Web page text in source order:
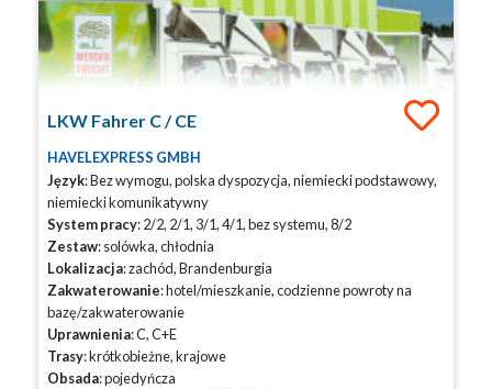
LKW Fahrer C / CE
HAVELEXPRESS GMBH
Język: Bez wymogu, polska dyspozycja, niemiecki podstawowy,
niemiecki komunikatywny
System pracy: 2/2, 2/1, 3/1, 4/1, bez systemu, 8/2
Zestaw: solówka, chłodnia
Lokalizacja: zachód, Brandenburgia
Zakwaterowanie: hotel/mieszkanie, codzienne powroty na
bazę/zakwaterowanie
Uprawnienia: C, C+E
Trasy: krótkobieżne, krajowe
Obsada: pojedyńcza